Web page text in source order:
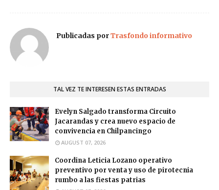
Publicadas porTrasfondo informativo
TAL VEZ TE INTERESEN ESTAS ENTRADAS
Evelyn Salgado transforma Circuito
Jacarandas y crea nuevo espacio de
convivencia en Chilpancingo
AUGUST 07, 2026
Coordina Leticia Lozano operativo
preventivo por venta y uso de pirotecnia
rumbo a las fiestas patrias